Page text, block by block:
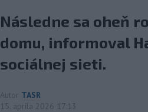
Následne sa oheň
domu, informoval
sociálnej sieti.
Autor TASR
15. apríla 2026 17:13